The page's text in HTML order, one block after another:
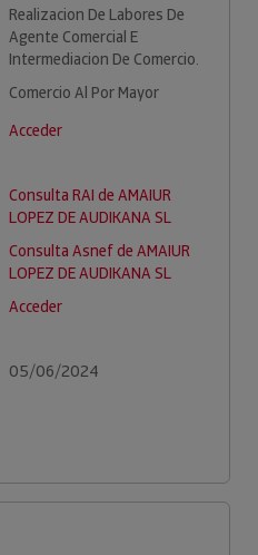
Realizacion De Labores De
Agente Comercial E
Intermediacion De Comercio.
Comercio Al Por Mayor
Acceder
Consulta RAI de AMAIUR
LOPEZ DE AUDIKANA SL
Consulta Asnef de AMAIUR
LOPEZ DE AUDIKANA SL
Acceder
05/06/2024